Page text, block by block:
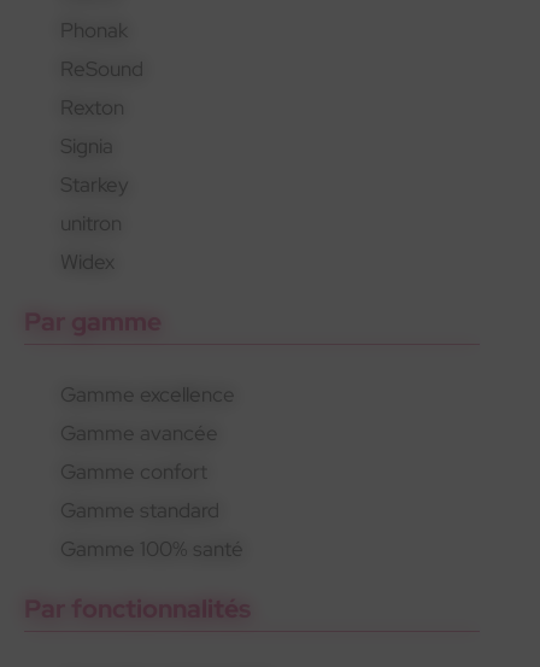
Phonak
ReSound
Rexton
Signia
Starkey
unitron
Widex
Par gamme
Gamme excellence
Gamme avancée
Gamme confort
Gamme standard
Gamme 100% santé
Par fonctionnalités